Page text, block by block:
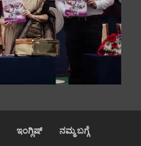
ಇಂಗ್ಲಿಷ್ ನಮ್ಮ ಬಗ್ಗೆ